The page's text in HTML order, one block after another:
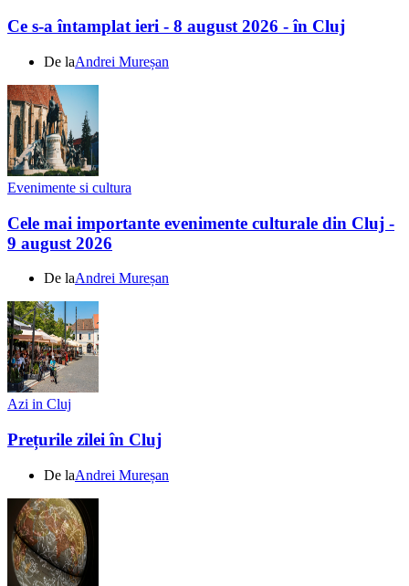
Ce s-a întamplat ieri - 8 august 2026 - în Cluj
De laAndrei Mureșan
Evenimente si cultura
Cele mai importante evenimente culturale din Cluj -
9 august 2026
De laAndrei Mureșan
Azi in Cluj
Prețurile zilei în Cluj
De laAndrei Mureșan